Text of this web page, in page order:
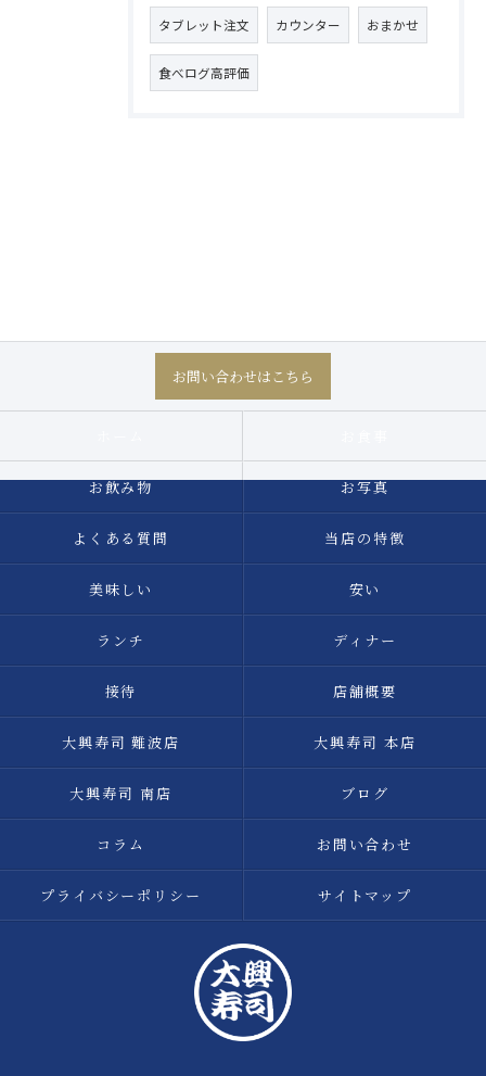
タブレット注文 カウンター おまかせ
食べログ高評価
お問い合わせはこちら
お飲み物 お写真
よくある質問 当店の特徴
美味しい 安い
ランチ ディナー
接待 店舗概要
大興寿司 難波店 大興寿司 本店
大興寿司 南店 ブログ
コラム お問い合わせ
プライバシーポリシー サイトマップ